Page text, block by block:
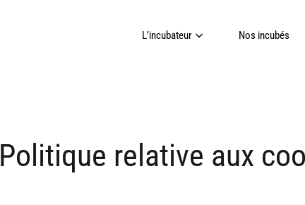
L’incubateur Nos incubés
Politique relative aux